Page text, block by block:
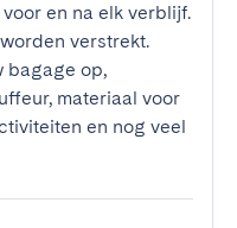
en na elk verblijf.
verstrekt.
bagage op,
materiaal voor
en nog veel